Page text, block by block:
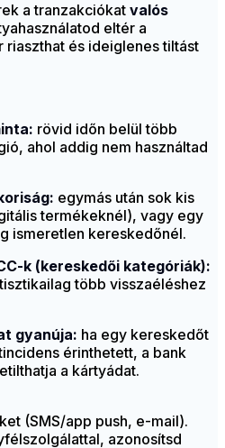
a tranzakciókat valós
eltér a
és ideiglenes tiltást
rövid időn belül több
ahol addig nem használtad
egymás után sok kis
termékeknél), vagy egy
ismeretlen kereskedőnél.
k (kereskedői kategóriák):
több visszaéléshez
gyanúja: ha egy kereskedőt
érinthetett, a bank
a kártyádat.
(SMS/app push, e-mail).
azonosítsd